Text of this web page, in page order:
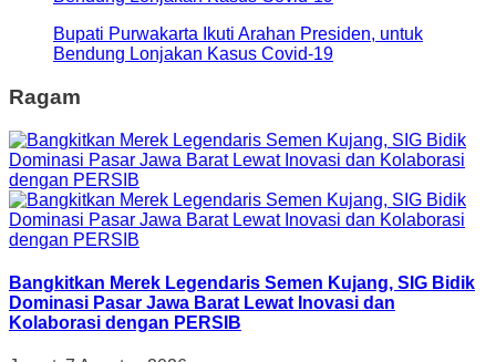
Bupati Purwakarta Ikuti Arahan Presiden, untuk
Bendung Lonjakan Kasus Covid-19
Ragam
Bangkitkan Merek Legendaris Semen Kujang, SIG Bidik
Dominasi Pasar Jawa Barat Lewat Inovasi dan
Kolaborasi dengan PERSIB